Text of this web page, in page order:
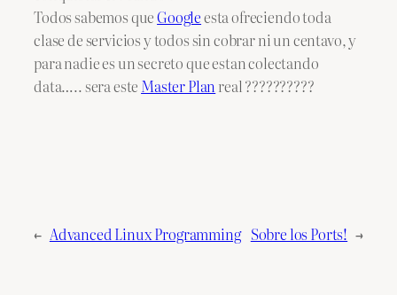
Todos sabemos queGoogleesta ofreciendo toda
clase de servicios y todos sin cobrar ni un centavo, y
para nadie es un secreto que estan colectando
data….. sera este Master Plan real ??????????
← Advanced Linux Programming Sobre los Ports! →